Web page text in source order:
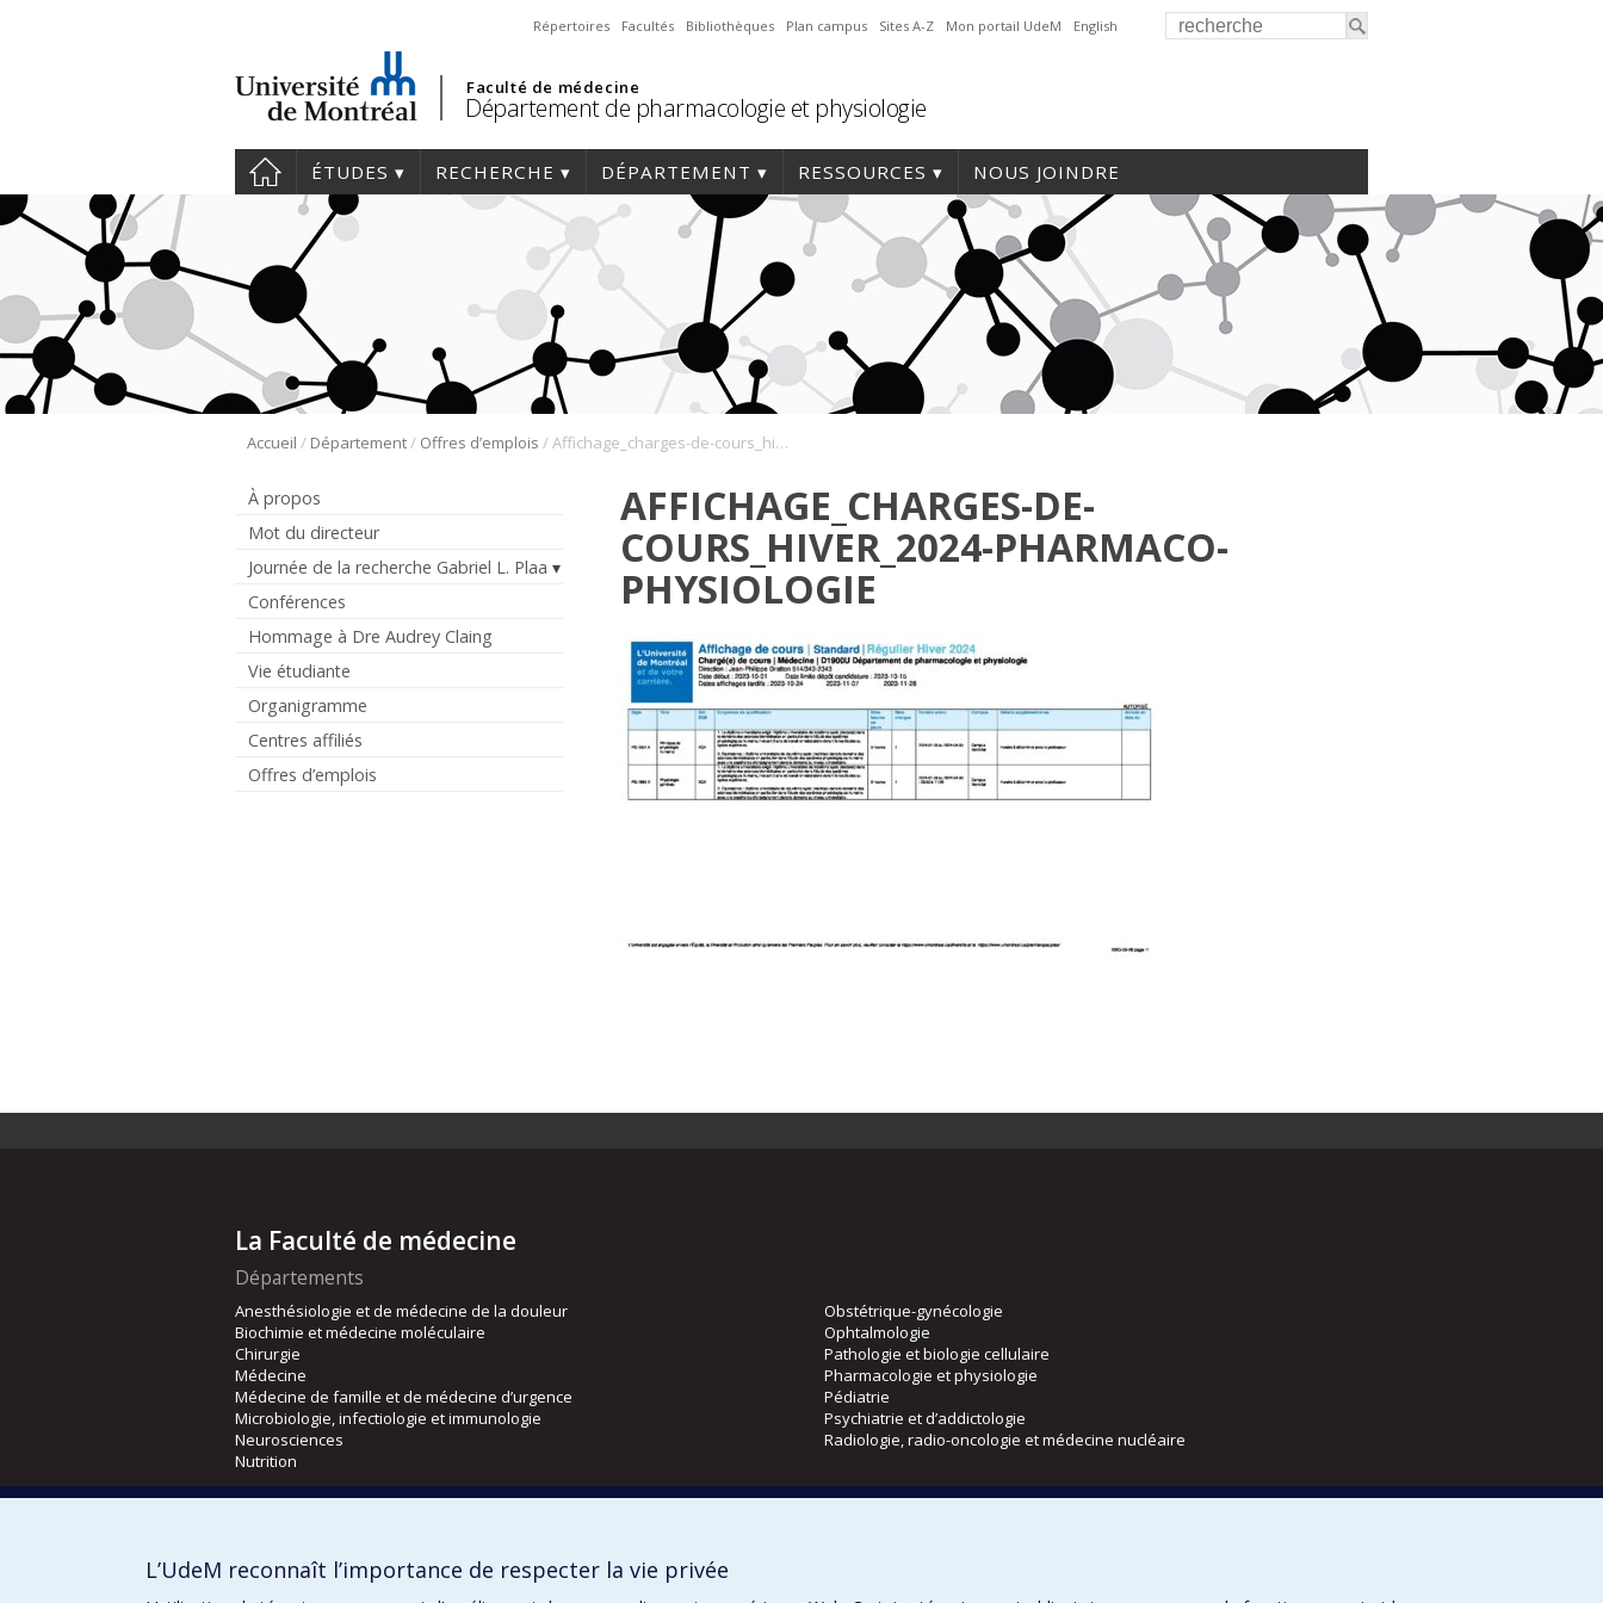
Répertoires Facultés Bibliothèques Plan campus Sites A-Z Mon portail UdeM English
Faculté de médecine
Département de pharmacologie et physiologie
ÉTUDES RECHERCHE DÉPARTEMENT RESSOURCES NOUS JOINDRE
Accueil / Département/ Offres d’emplois / Affichage_charges-de-cours_hiver_2024-pharmaco-physiologie
À propos
Mot du directeur
Journée de la recherche Gabriel L. Plaa
Conférences
Hommage à Dre Audrey Claing
Vie étudiante
Organigramme
Centres affiliés
Offres d’emplois
AFFICHAGE_CHARGES-DE-
COURS_HIVER_2024-PHARMACO-
PHYSIOLOGIE
La Faculté de médecine
Départements
Anesthésiologie et de médecine de la douleur
Biochimie et médecine moléculaire
Chirurgie
Médecine
Médecine de famille et de médecine d’urgence
Microbiologie, infectiologie et immunologie
Neurosciences
Nutrition
Obstétrique-gynécologie
Ophtalmologie
Pathologie et biologie cellulaire
Pharmacologie et physiologie
Pédiatrie
Psychiatrie et d’addictologie
Radiologie, radio-oncologie et médecine nucléaire
Orthophonie et audiologie
L’UdeM reconnaît l’importance de respecter la vie privée